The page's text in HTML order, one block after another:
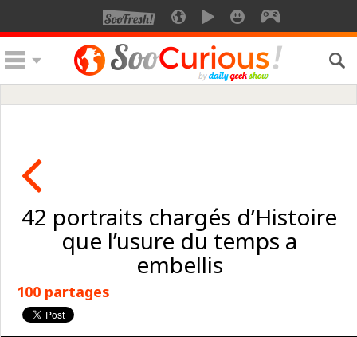
42 portraits chargés d’Histoire
que l’usure du temps a
embellis
100 partages